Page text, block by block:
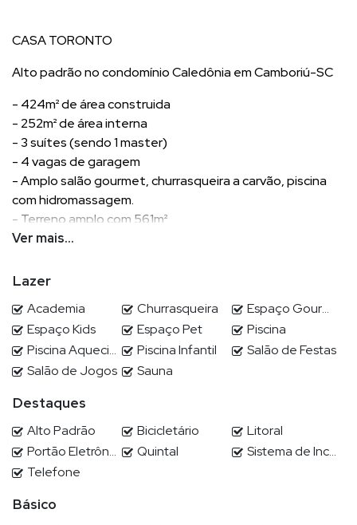
CASA TORONTO
Alto padrão no condomínio Caledônia em Camboriú-SC
- 424m² de área construida
- 252m² de área interna
- 3 suítes (sendo 1 master)
- 4 vagas de garagem
- Amplo salão gourmet, churrasqueira a carvão, piscina
com hidromassagem.
- Terreno amplo com 561m²
POR QUE ESCOLHER DEMIAN?
Demian Scussel Malburg, Corretor e Avaliador de imóveis de
compra, venda, permuta ou locação de seu imóvel.
EXPERTISE DE DEMIAN ?
Marketing, com vasta experiência no setor de Construção Civil,
Ver mais...
Lazer
Academia Churrasqueira
Espaço Gourmet
Espaço Kids
Espaço Pet
Piscina
Piscina Aquecida
Piscina Infantil
Salão de Festas
Salão de Jogos
Sauna
Destaques
Alto Padrão Bicicletário
Litoral
Portão Eletrônico
Quintal
Sistema de Incêndio
Telefone
Básico